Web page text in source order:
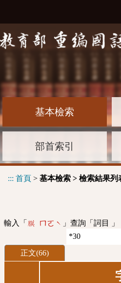
基本檢索
部首索引
::: 首頁 > 基本檢索 > 檢索結果列
輸入「 膜 ㄇㄛˋ 」查詢「詞目
正文(66)